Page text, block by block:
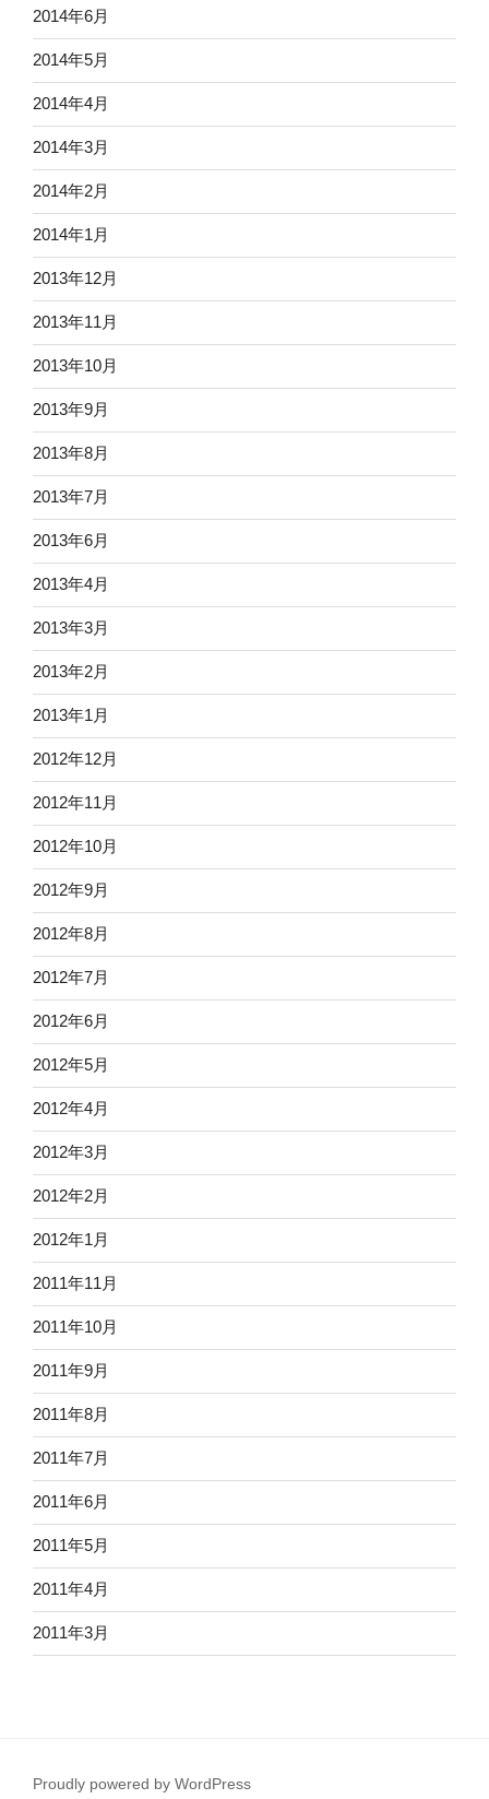
2014年6月
2014年5月
2014年4月
2014年3月
2014年2月
2014年1月
2013年12月
2013年11月
2013年10月
2013年9月
2013年8月
2013年7月
2013年6月
2013年4月
2013年3月
2013年2月
2013年1月
2012年12月
2012年11月
2012年10月
2012年9月
2012年8月
2012年7月
2012年6月
2012年5月
2012年4月
2012年3月
2012年2月
2012年1月
2011年11月
2011年10月
2011年9月
2011年8月
2011年7月
2011年6月
2011年5月
2011年4月
2011年3月
Proudly powered by WordPress